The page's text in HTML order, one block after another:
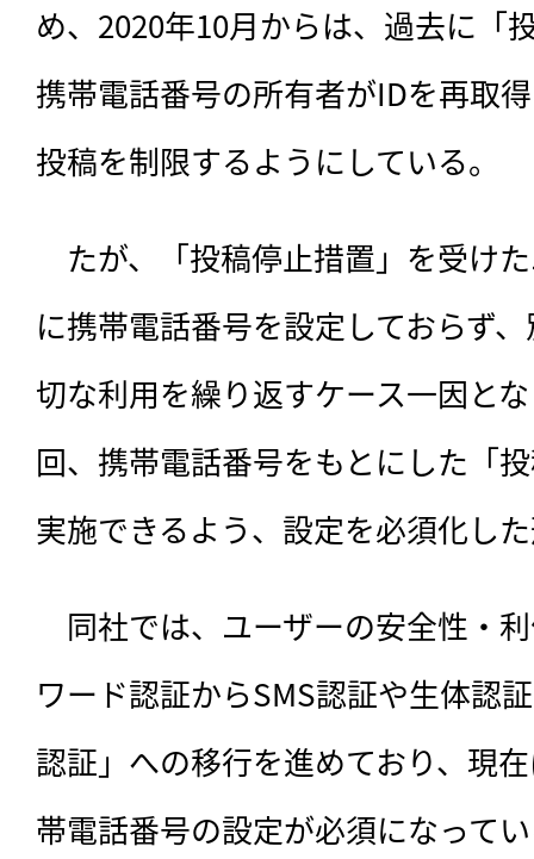
め、2020年10月からは、過去に「
携帯電話番号の所有者がIDを再取
投稿を制限するようにしている。
たが、「投稿停止措置」を受け
に携帯電話番号を設定しておらず
切な利用を繰り返すケース一因と
回、携帯電話番号をもとにした「
実施できるよう、設定を必須化し
同社では、ユーザーの安全性・
ワード認証からSMS認証や生体認
認証」への移行を進めており、現
帯電話番号の設定が必須になって